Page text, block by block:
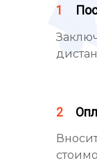
1
2